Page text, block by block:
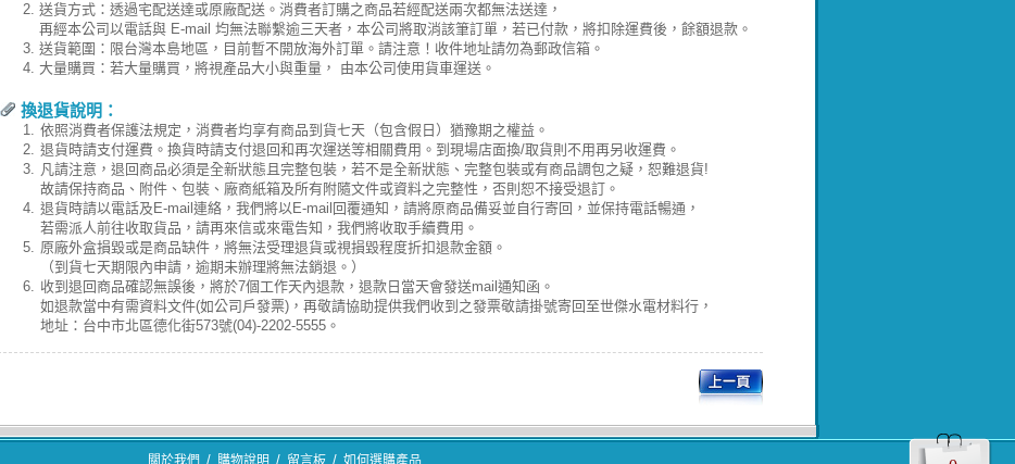
2. 送貨方式：透過宅配送達或原廠配送。消費者訂購之商品若經配送兩次都無法送達，
再經本公司以電話與 E-mail 均無法聯繫逾三天者，本公司將取消該筆訂單，若已付款，將扣除運費後，餘額退款。
3. 送貨範圍：限台灣本島地區，目前暫不開放海外訂單。請注意！收件地址請勿為郵政信箱。
4. 大量購買：若大量購買，將視產品大小與重量， 由本公司使用貨車運送。
換退貨說明：
1. 依照消費者保護法規定，消費者均享有商品到貨七天（包含假日）猶豫期之權益。
2. 退貨時請支付運費。換貨時請支付退回和再次運送等相關費用。到現場店面換/取貨則不用再另收運費。
3. 凡請注意，退回商品必須是全新狀態且完整包裝，若不是全新狀態、完整包裝或有商品調包之疑，恕難退貨!
故請保持商品、附件、包裝、廠商紙箱及所有附隨文件或資料之完整性，否則恕不接受退訂。
4. 退貨時請以電話及E-mail連絡，我們將以E-mail回覆通知，請將原商品備妥並自行寄回，並保持電話暢通，
若需派人前往收取貨品，請再來信或來電告知，我們將收取手續費用。
5. 原廠外盒損毀或是商品缺件，將無法受理退貨或視損毀程度折扣退款金額。
（到貨七天期限內申請，逾期未辦理將無法銷退。）
6. 收到退回商品確認無誤後，將於7個工作天內退款，退款日當天會發送mail通知函。
如退款當中有需資料文件(如公司戶發票)，再敬請協助提供我們收到之發票敬請掛號寄回至世傑水電材料行，
地址：台中市北區德化街573號(04)-2202-5555。
關於我們 / 購物說明 / 留言板 / 如何選購產品